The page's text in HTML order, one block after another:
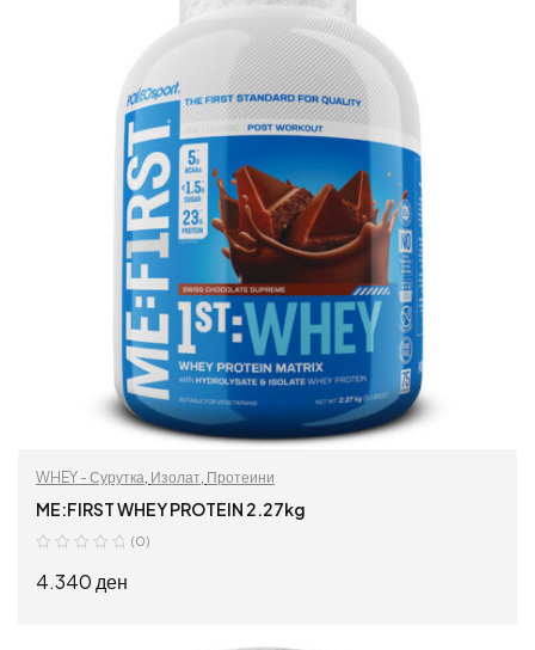
WHEY - Сурутка Изолат Протеини
ME:FIRST WHEY PROTEIN 2.27kg
(0)
4.340ден